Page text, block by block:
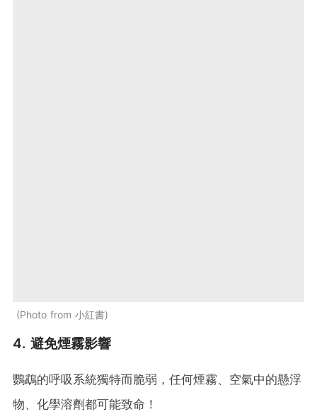
Photo from 小紅書
4. 避免煙霧影響
鸚鵡的呼吸系統獨特而脆弱，任何煙霧、空氣中的懸浮
物、化學溶劑都可能致命！